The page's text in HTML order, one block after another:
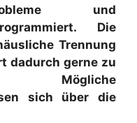
und
Die
Trennung
dadurch gerne zu
Mögliche
sich über die